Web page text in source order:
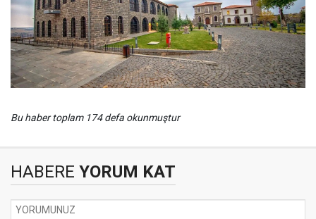
Bu haber toplam 174 defa okunmuştur
HABERE YORUM KAT